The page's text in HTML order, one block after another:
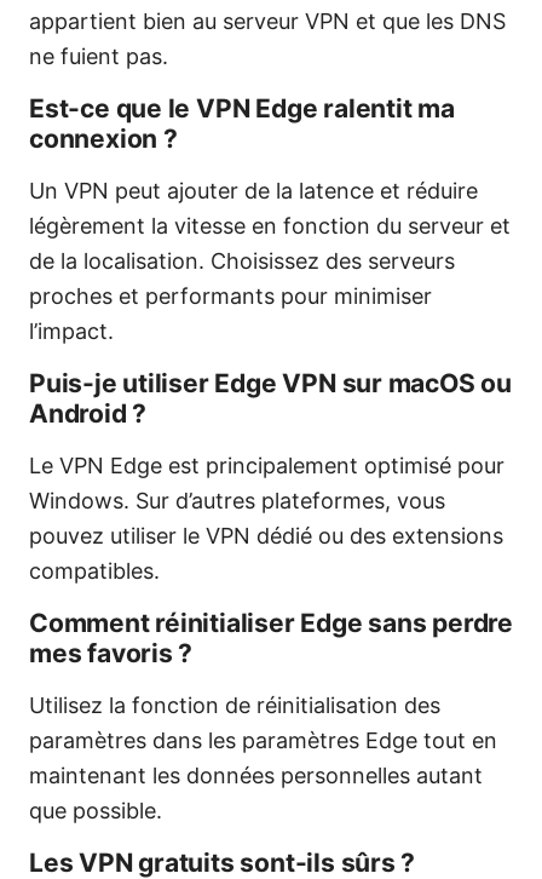
appartient bien au serveur VPN et que les DNS
ne fuient pas.
Est-ce que le VPN Edge ralentit ma
connexion ?
Un VPN peut ajouter de la latence et réduire
légèrement la vitesse en fonction du serveur et
de la localisation. Choisissez des serveurs
proches et performants pour minimiser
l’impact.
Puis-je utiliser Edge VPN sur macOS ou
Android ?
Le VPN Edge est principalement optimisé pour
Windows. Sur d’autres plateformes, vous
pouvez utiliser le VPN dédié ou des extensions
compatibles.
Comment réinitialiser Edge sans perdre
mes favoris ?
Utilisez la fonction de réinitialisation des
paramètres dans les paramètres Edge tout en
maintenant les données personnelles autant
que possible.
Les VPN gratuits sont-ils sûrs ?